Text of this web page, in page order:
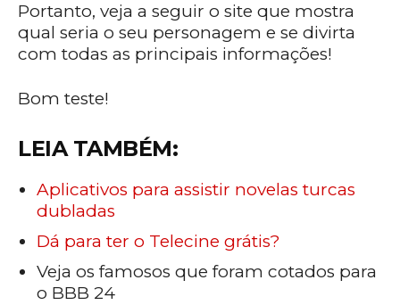
Portanto, veja a seguir o site que mostra
qual seria o seu personagem e se divirta
com todas as principais informações!
Bom teste!
LEIA TAMBÉM:
Aplicativos para assistir novelas turcas
dubladas
Dá para ter o Telecine grátis?
Veja os famosos que foram cotados para
o BBB 24